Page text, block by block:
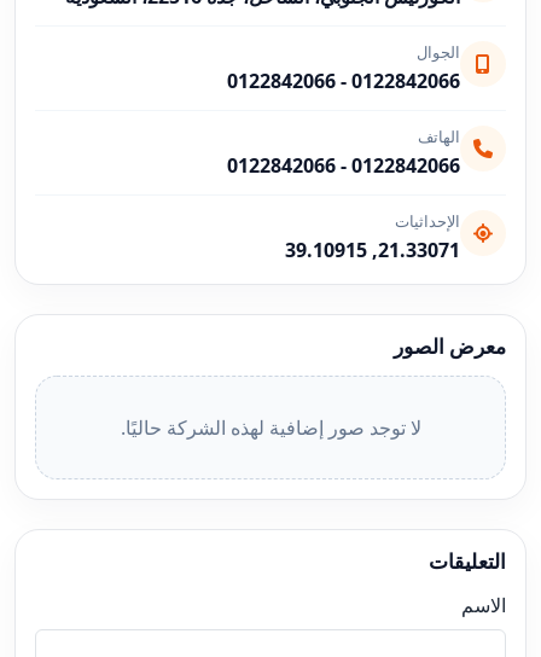
الجوال
0122842066
-
0122842066
الهاتف
0122842066
-
0122842066
الإحداثيات
21.33071, 39.10915
معرض الصور
لا توجد صور إضافية لهذه الشركة حاليًا.
التعليقات
الاسم